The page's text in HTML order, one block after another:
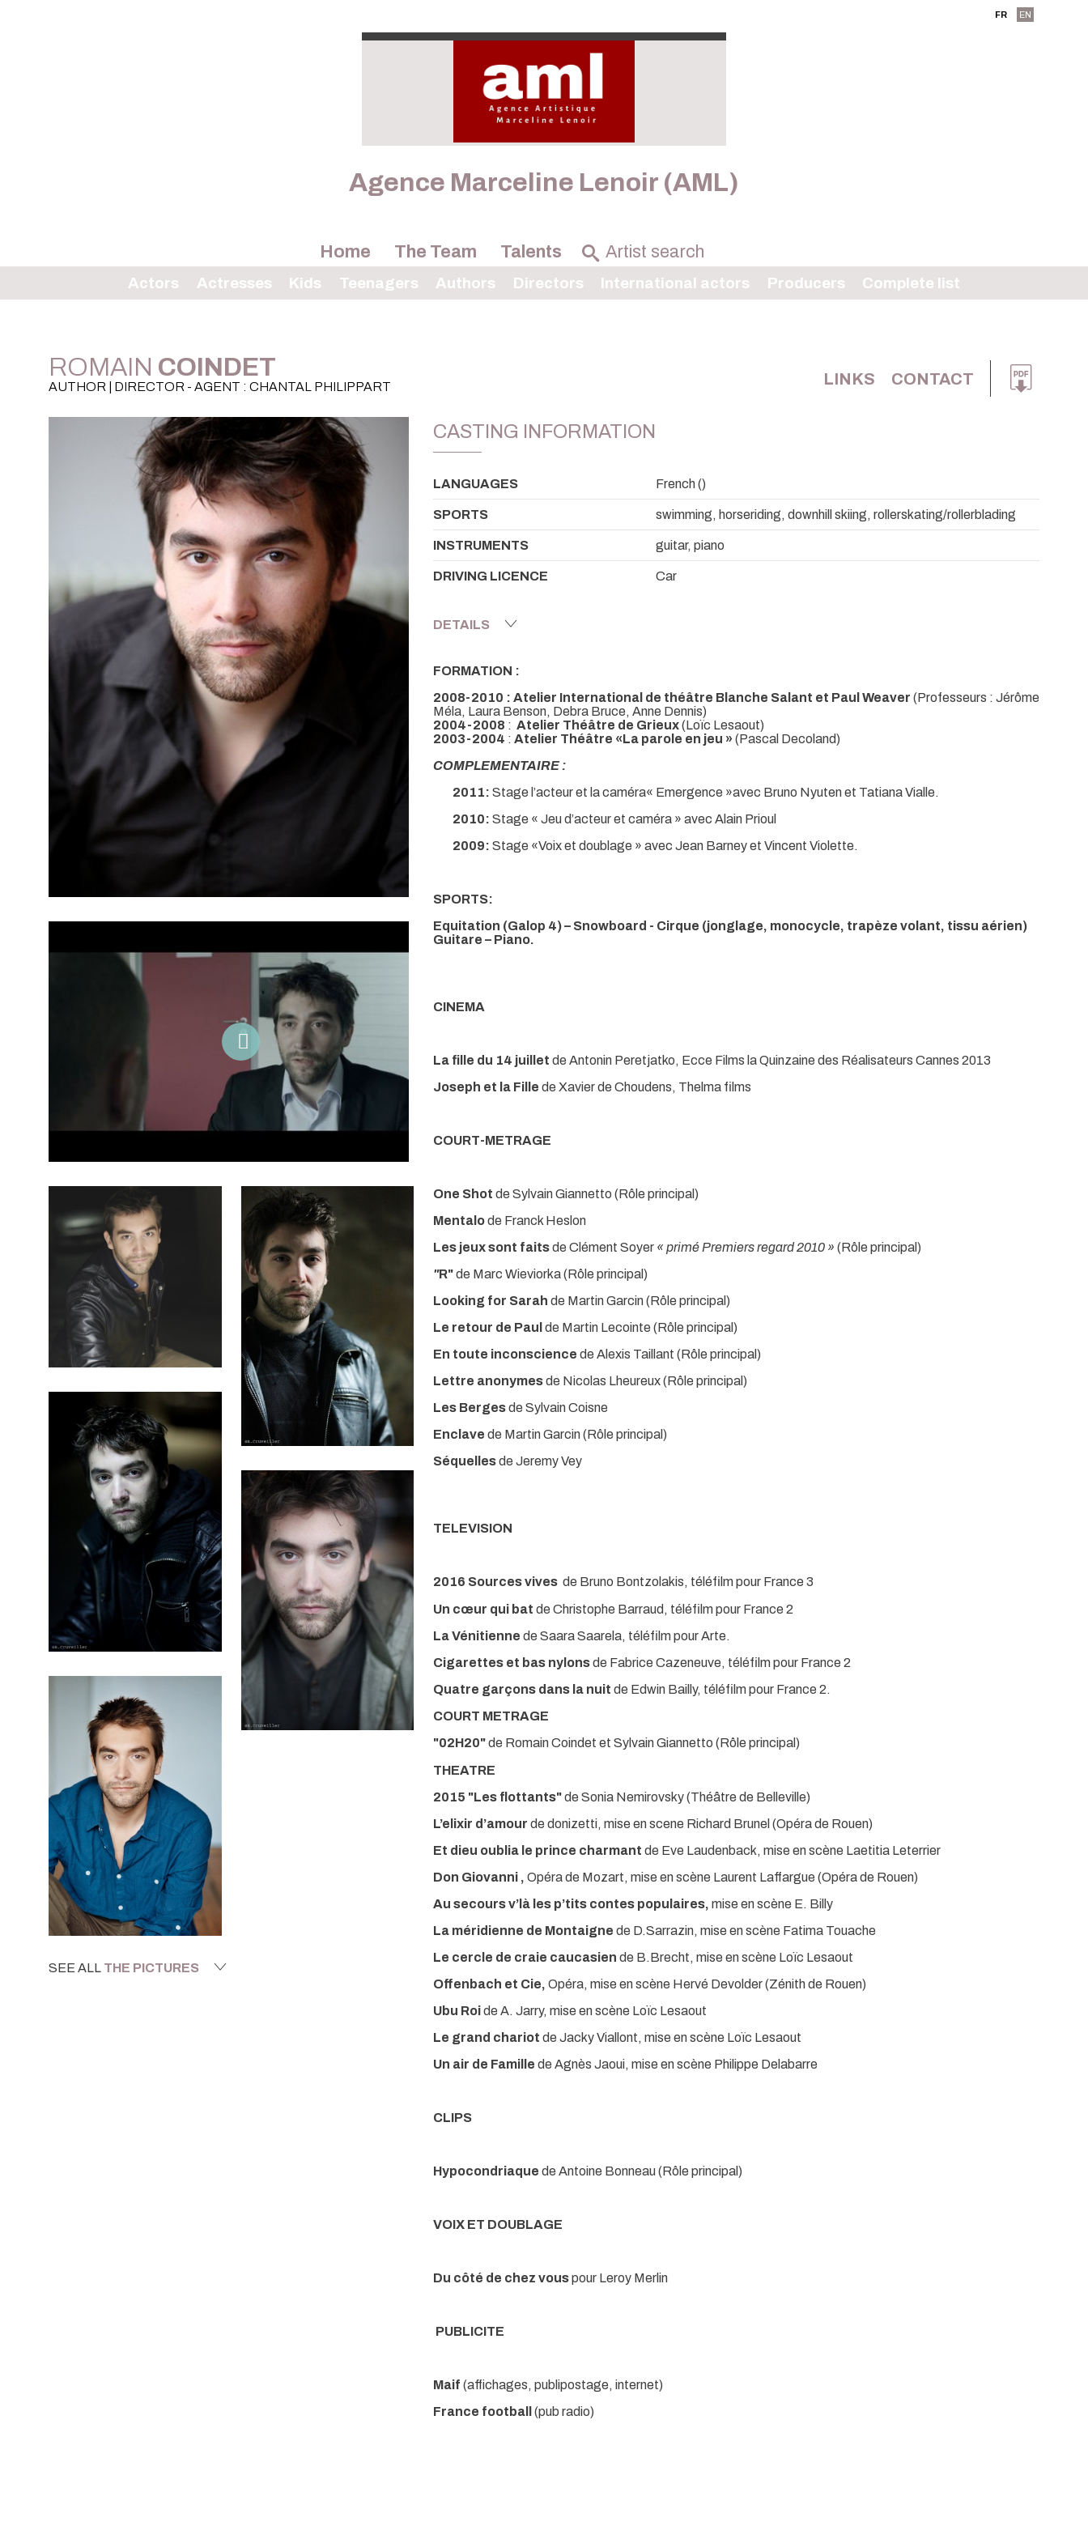
FR EN
Agence Marceline Lenoir (AML)
Home The Team Talents
Actors Actresses Kids Teenagers Authors Directors International actors Producers Complete list
ROMAIN COINDET
AUTHOR | DIRECTOR - AGENT : CHANTAL PHILIPPART LINKS CONTACT
SEE ALL THE PICTURES
CASTING INFORMATION
LANGUAGES French ()
SPORTS swimming, horseriding, downhill skiing, rollerskating/rollerblading
INSTRUMENTS guitar, piano
DRIVING LICENCE Car
DETAILS
FORMATION :
2008-2010 : Atelier International de théâtre Blanche Salant et Paul Weaver (Professeurs : Jérôme
Méla, Laura Benson, Debra Bruce, Anne Dennis)
2004-2008 : Atelier Théâtre de Grieux(Loïc Lesaout)
2003-2004 : Atelier Théâtre «La parole en jeu » (Pascal Decoland)
COMPLEMENTAIRE :
2011: Stage l’acteur et la caméra« Emergence »avec Bruno Nyuten et Tatiana Vialle.
2010: Stage « Jeu d’acteur et caméra » avec Alain Prioul
2009: Stage «Voix et doublage » avec Jean Barney et Vincent Violette.
SPORTS:
Equitation (Galop 4) – Snowboard - Cirque (jonglage, monocycle, trapèze volant, tissu aérien)
Guitare – Piano.
CINEMA
La fille du 14 juillet de Antonin Peretjatko, Ecce Films la Quinzaine des Réalisateurs Cannes 2013
Joseph et la Fille de Xavier de Choudens, Thelma films
COURT-METRAGE
One Shot de Sylvain Giannetto (Rôle principal)
Mentalode Franck Heslon
Les jeux sont faitsde Clément Soyer « primé Premiers regard 2010 » (Rôle principal)
"R"de Marc Wieviorka (Rôle principal)
Looking for Sarah de Martin Garcin (Rôle principal)
Le retour de Paul de Martin Lecointe (Rôle principal)
En toute inconscience de Alexis Taillant (Rôle principal)
Lettre anonymesde Nicolas Lheureux (Rôle principal)
Les Bergesde Sylvain Coisne
Enclave de Martin Garcin (Rôle principal)
Séquellesde Jeremy Vey
TELEVISION
2016 Sources vives de Bruno Bontzolakis, téléfilm pour France 3
Un cœur qui bat de Christophe Barraud, téléfilm pour France 2
La Vénitienne de Saara Saarela, téléfilm pour Arte.
Cigarettes et bas nylonsde Fabrice Cazeneuve, téléfilm pour France 2
Quatre garçons dans la nuit de Edwin Bailly, téléfilm pour France 2.
COURT METRAGE
"02H20"de Romain Coindet et Sylvain Giannetto (Rôle principal)
THEATRE
2015 "Les flottants"de Sonia Nemirovsky (Théâtre de Belleville)
L’elixir d’amour de donizetti, mise en scene Richard Brunel (Opéra de Rouen)
Et dieu oublia le prince charmant de Eve Laudenback, mise en scène Laetitia Leterrier
Don Giovanni , Opéra de Mozart, mise en scène Laurent Laffargue (Opéra de Rouen)
Au secours v’là les p’tits contes populaires, mise en scène E. Billy
La méridienne de Montaigne de D.Sarrazin, mise en scène Fatima Touache
Le cercle de craie caucasien de B.Brecht, mise en scène Loïc Lesaout
Offenbach et Cie, Opéra, mise en scène Hervé Devolder (Zénith de Rouen)
Ubu Roide A. Jarry, mise en scène Loïc Lesaout
Le grand chariot de Jacky Viallont, mise en scène Loïc Lesaout
Un air de Famille de Agnès Jaoui, mise en scène Philippe Delabarre
CLIPS
Hypocondriaque de Antoine Bonneau (Rôle principal)
VOIX ET DOUBLAGE
Du côté de chez vouspour Leroy Merlin
PUBLICITE
Maif (affichages, publipostage, internet)
France football
(pub radio)